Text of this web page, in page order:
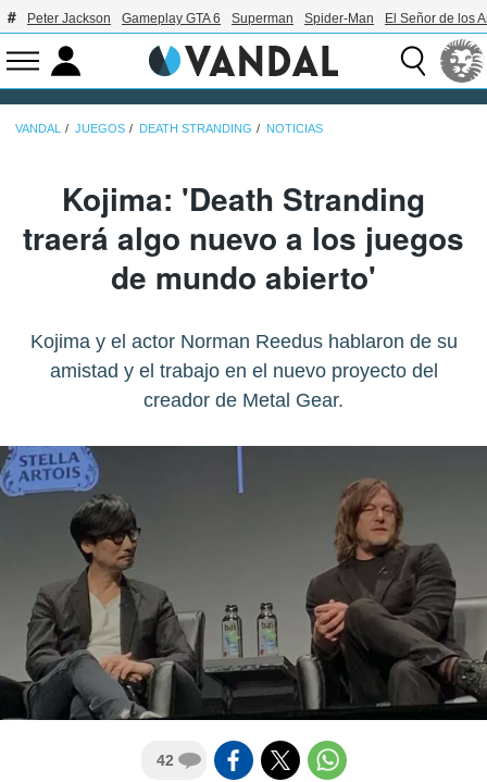
Peter Jackson Gameplay GTA 6 Superman Spider-Man El Señor de los
VANDAL JUEGOS DEATH STRANDING NOTICIAS
Kojima: 'Death Stranding
traerá algo nuevo a los juegos
de mundo abierto'
Kojima y el actor Norman Reedus hablaron de su
amistad y el trabajo en el nuevo proyecto del
creador de Metal Gear.
42